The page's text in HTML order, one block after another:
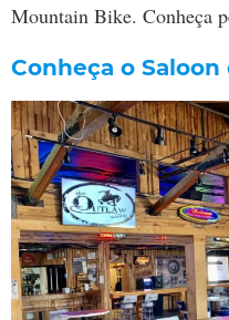
Mountain Bike. Conheça
Conheça o